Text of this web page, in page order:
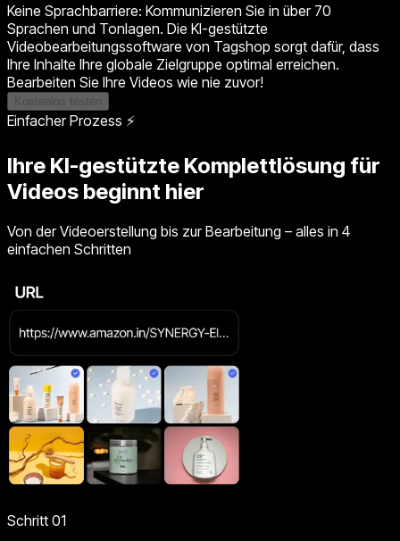
Keine Sprachbarriere: Kommunizieren Sie in über 70
Sprachen und Tonlagen. Die KI-gestützte
Videobearbeitungssoftware von Tagshop sorgt dafür, dass
Ihre Inhalte Ihre globale Zielgruppe optimal erreichen.
Bearbeiten Sie Ihre Videos wie nie zuvor!
Kostenlos testen
Einfacher Prozess ⚡
Ihre KI-gestützte Komplettlösung für
Videos beginnt hier
Von der Videoerstellung bis zur Bearbeitung – alles in 4
einfachen Schritten
Schritt 01